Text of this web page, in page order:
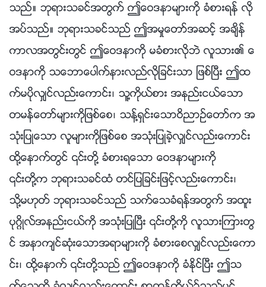
သည္။ ဘုရားသခင္အတြက္ ဤေဝဒနာမ်ားကို ခံစားရန္ လို
အပ္သည္။ ဘုရားသခင္သည္ ဤအမႈေတာ္အဆင့္ အခ်ိန္
ကာလအတြင္းတြင္ ဤေဝဒနာကို မခံစားလိုဘဲ လူသား၏ ေ
ဝဒနာကို သေဘာေပါက္နားလည္လိုျခင္းသာ ျဖစ္ၿပီး ဤထ
က္မပိုလွ်င္လည္းေကာင္း၊ သူ႔ကိုယ္စား အနည္းငယ္ေသာ
တမန္ေတာ္မ်ားကိုျဖစ္ေစ၊ သန႔္ရွင္းေသာဝိညာဥ္ေတာ္က အ
သုံးျပဳေသာ လူမ်ားကိုျဖစ္ေစ အသုံးျပဳခဲ့လွ်င္လည္းေကာင္း
ထို႔ေနာက္တြင္ ၎တို႔ ခံစားရေသာ ေဝဒနာမ်ားကို
၎တို႔က ဘုရားသခင္ထံ တင္ျပျခင္းျဖင့္လည္းေကာင္း၊
သို႔မဟုတ္ ဘုရားသခင္သည္ သက္ေသခံရန္အတြက္ အထူး
ပုဂၢိဳလ္အနည္းငယ္ကို အသုံးျပဳၿပီး ၎တို႔ကို လူသားၾကားတြ
င္ အနာက်င္ဆုံးေသာအရာမ်ားကို ခံစားေစလွ်င္လည္းေကာ
င္း၊ ထို႔ေနာက္ ၎တို႔သည္ ဤေဝဒနာကို ခံႏိုင္ၿပီး ဤသ